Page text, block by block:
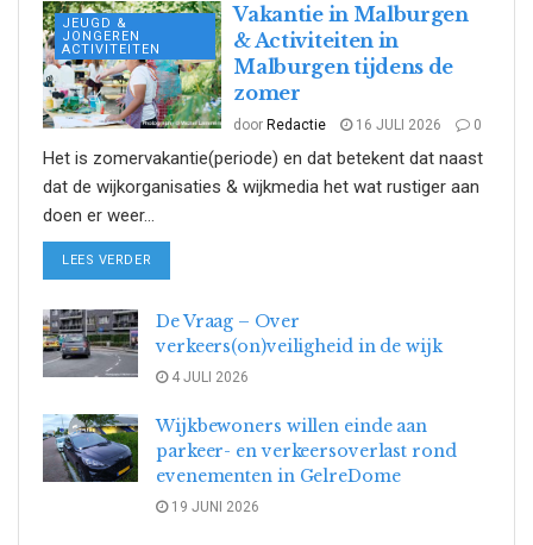
JEUGD &
JONGEREN
ACTIVITEITEN
Vakantie in Malburgen
& Activiteiten in
Malburgen tijdens de
zomer
door Redactie 16 JULI 2026 0
Het is zomervakantie(periode) en dat betekent dat naast
dat de wijkorganisaties & wijkmedia het wat rustiger aan
doen er weer...
LEES VERDER
De Vraag – Over
verkeers(on)veiligheid in de wijk
4 JULI 2026
Wijkbewoners willen einde aan
parkeer- en verkeersoverlast rond
evenementen in GelreDome
19 JUNI 2026